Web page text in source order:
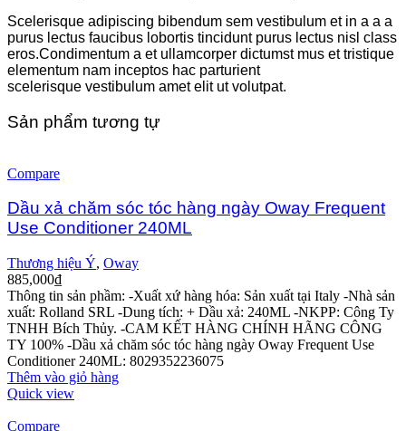
Scelerisque adipiscing bibendum sem vestibulum et in a a a
purus lectus faucibus lobortis tincidunt purus lectus nisl class
eros.Condimentum a et ullamcorper dictumst mus et tristique
elementum nam inceptos hac parturient
scelerisque vestibulum amet elit ut volutpat.
Sản phẩm tương tự
Compare
Dầu xả chăm sóc tóc hàng ngày Oway Frequent
Use Conditioner 240ML
Thương hiệu Ý, Oway
885,000₫
Thông tin sản phầm: -Xuất xứ hàng hóa: Sản xuất tại Italy -Nhà sản
xuất: Rolland SRL -Dung tích: + Dầu xả: 240ML -NKPP: Công Ty
TNHH Bích Thủy. -CAM KẾT HÀNG CHÍNH HÃNG CÔNG
TY 100% -Dầu xả chăm sóc tóc hàng ngày Oway Frequent Use
Conditioner 240ML: 8029352236075
Thêm vào giỏ hàng
Quick view
Compare